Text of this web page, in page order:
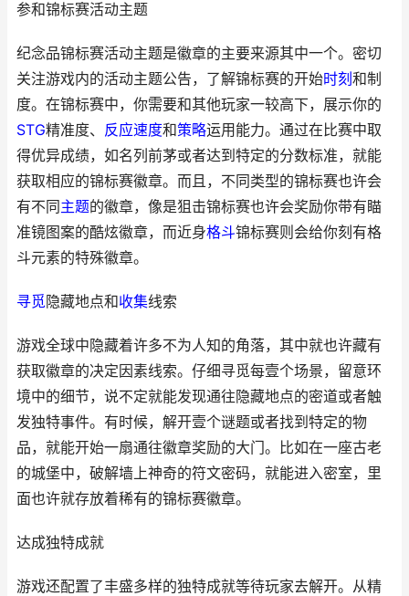
参和锦标赛活动主题
纪念品锦标赛活动主题是徽章的主要来源其中一个。密切
关注游戏内的活动主题公告，了解锦标赛的开始时刻 和制
度。在锦标赛中，你需要和其他玩家一较高下，展示你的
STG精准度、 反应速度和策略运用能力。通过在比赛中取
得优异成绩，如名列前茅或者达到特定的分数标准，就能
获取相应的锦标赛徽章。而且，不同类型的锦标赛也许会
有不同主题的徽章，像是狙击锦标赛也许会奖励你带有瞄
准镜图案的酷炫徽章，而近身格斗锦标赛则会给你刻有格
斗元素的特殊徽章。
寻觅隐藏地点和收集线索
游戏全球中隐藏着许多不为人知的角落，其中就也许藏有
获取徽章的决定因素线索。仔细寻觅每壹个场景，留意环
境中的细节，说不定就能发现通往隐藏地点的密道或者触
发独特事件。有时候，解开壹个谜题或者找到特定的物
品，就能开始一扇通往徽章奖励的大门。比如在一座古老
的城堡中，破解墙上神奇的符文密码，就能进入密室，里
面也许就存放着稀有的锦标赛徽章。
达成独特成就
游戏还配置了丰盛多样的独特成就等待玩家去解开。从精